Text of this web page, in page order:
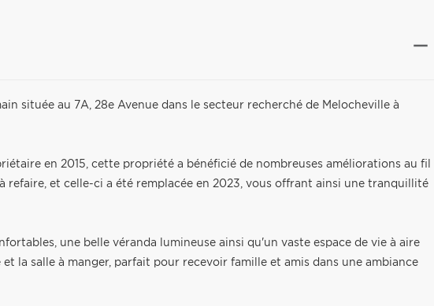
située au 7A, 28e Avenue dans le secteur recherché de Melocheville à
en 2015, cette propriété a bénéficié de nombreuses améliorations au fil
refaire, et celle-ci a été remplacée en 2023, vous offrant ainsi une tranquillité
une belle véranda lumineuse ainsi qu'un vaste espace de vie à aire
la salle à manger, parfait pour recevoir famille et amis dans une ambiance